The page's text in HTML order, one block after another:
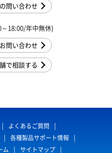
問い合わせ
18:00/年中無休)
問い合わせ
で相談する
よくあるご質問
各種製品サポート情報
ム サイトマップ